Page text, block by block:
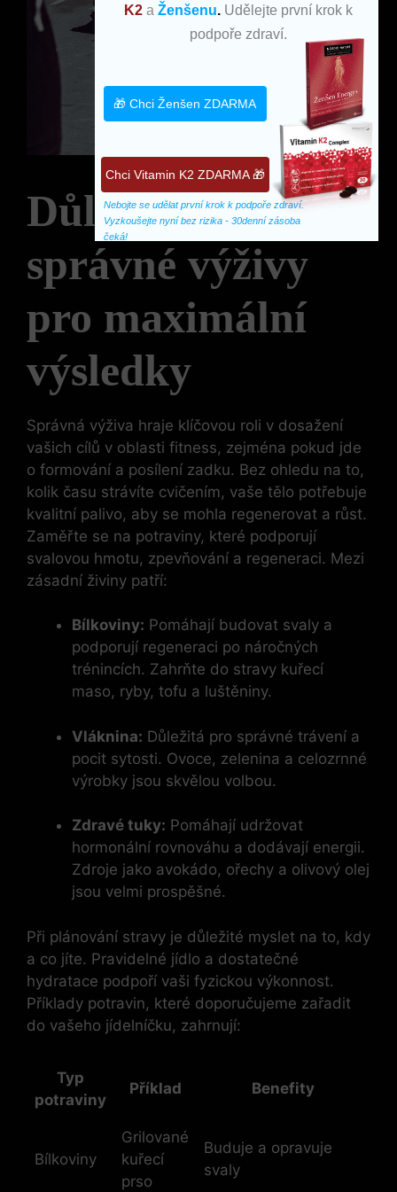
Důležitost
správné výživy
pro maximální
výsledky
Správná výživa ⁣hraje klíčovou roli v dosažení
vašich cílů v oblasti fitness, zejména‌ pokud jde
o formování a ​posílení zadku.⁤ Bez ohledu na to,
kolik času strávíte cvičením, vaše tělo potřebuje
kvalitní palivo, aby se mohla regenerovat a růst.
Zaměřte se na potraviny, které podporují
svalovou hmotu, zpevňování a regeneraci. Mezi
zásadní živiny patří:
Bílkoviny: Pomáhají budovat svaly a
podporují ​regeneraci po ​náročných
trénincích. Zahrňte do stravy kuřecí
maso, ryby,‌ tofu a luštěniny.
Vláknina: Důležitá pro správné trávení a
pocit sytosti. Ovoce, zelenina a celozrnné
výrobky ⁣jsou skvělou volbou.
Zdravé tuky: Pomáhají udržovat
hormonální rovnováhu a dodávají energii.
Zdroje jako avokádo, ořechy a olivový olej
jsou velmi‌ prospěšné.
Při plánování stravy je důležité myslet na to, kdy
a​ co jíte. Pravidelné jídlo a dostatečné
hydratace podpoří vaši fyzickou výkonnost.
Příklady potravin, které doporučujeme zařadit
do vašeho ‍jídelníčku, zahrnují:
Typ
potraviny
Příklad Benefity
Bílkoviny
Grilované
kuřecí
prso
Buduje a opravuje
svaly
K2 aŽenšenu. Udělejte první krok k
podpoře zdraví.
Nebojte se udělat první krok k podpoře zdraví.
Vyzkoušejte nyní bez rizika - 30denní zásoba
čeká!
Chci Vitamin K2 ZDARMA 🎁
🎁 Chci Ženšen ZDARMA